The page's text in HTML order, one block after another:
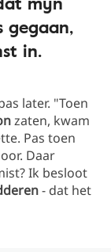
gegaan,
in.
later. "Toen
zaten, kwam
Pas toen
Daar
Ik besloot
- dat het